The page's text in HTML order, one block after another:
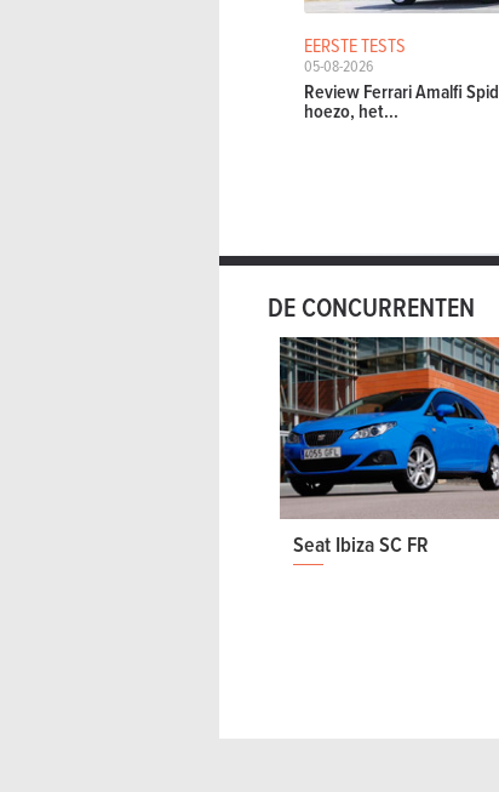
EERSTE TESTS
05-08-2026
Review Ferrari Amalfi
hoezo, het...
DE CONCURRENTEN
Seat Ibiza SC FR